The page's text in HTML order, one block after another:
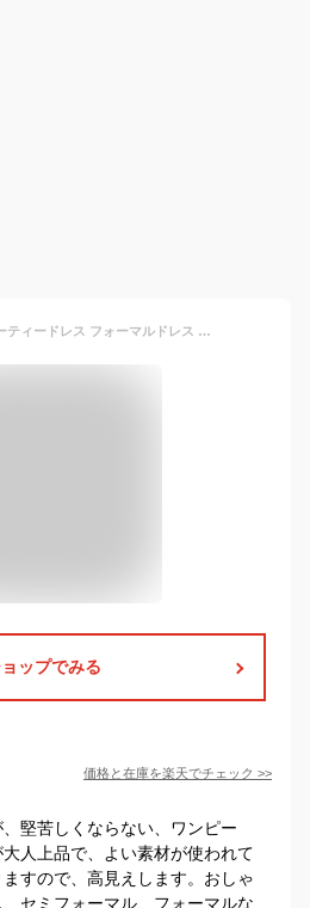
結婚式 ワンピース パーティードレス フォーマルドレス 50代 ドレス ロング丈 親族 セレモニー ロング フォーマル 大きいサイズ 大きい ネイビー ロングドレス 袖あり 演奏会 卒業式 入学式 服装 成人式 同窓会 レース お呼ばれ ミセス 20代 30代 40代 60代 ママ 冬 秋 春 夏
ップでみる
価格と在庫を楽天でチェック >>
堅苦しくならない、ワンピー
人上品で、よい素材が使われて
すので、高見えします。おしゃ
セミフォーマル、フォーマルな